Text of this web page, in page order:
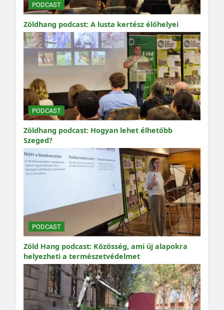
PODCAST
Zöldhang podcast: A lusta kertész élőhelyei
PODCAST
Zöldhang podcast: Hogyan lehet élhetőbb
Szeged?
PODCAST
Zöld Hang podcast: Közösség, ami új alapokra
helyezheti a természetvédelmet